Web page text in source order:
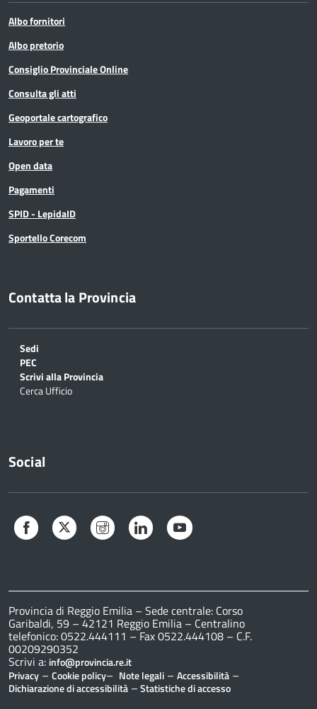
Albo fornitori
Albo pretorio
Consiglio Provinciale Online
Consulta gli atti
Geoportale cartografico
Lavoro per te
Open data
Pagamenti
SPID - LepidaID
Sportello Corecom
Contatta la Provincia
Sedi
PEC
Scrivi alla Provincia
Cerca Ufficio
Social
Facebook Twitter Instagram LinkedIn
Provincia di Reggio Emilia – Sede centrale: Corso
Garibaldi, 59 – 42121 Reggio Emilia – Centralino
telefonico: 0522.444111 – Fax 0522.444108 – C.F.
00209290352
Scrivi a: info@provincia.re.it
Privacy – Cookie policy– Note legali – Accessibilità –
Dichiarazione di accessibilità –Statistiche di accesso